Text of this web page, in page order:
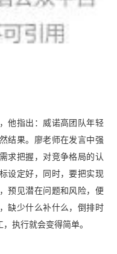
他指出：威诺高团队年轻
结果。廖老师在发言中强
求把握，对竞争格局的认
设定好，同时，要把实现
预见潜在问题和风险，便
缺少什么补什么，倒排时
执行就会变得简单。